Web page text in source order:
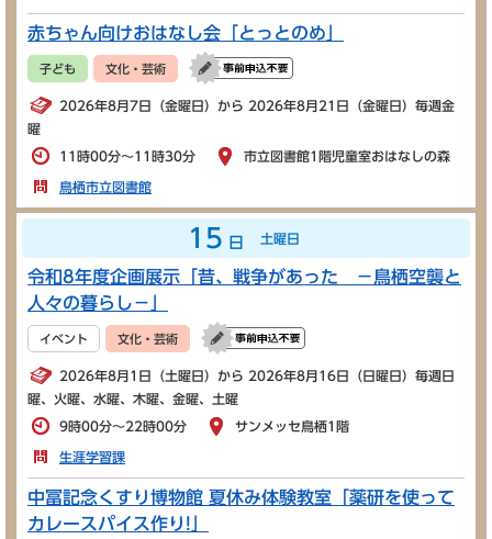
赤ちゃん向けおはなし会「とっとのめ」
子ども 文化・芸術
2026年8月7日（金曜日）から 2026年8月21日（金曜日）毎週金
曜
11時00分～11時30分 市立図書館1階児童室おはなしの森
鳥栖市立図書館
15 日 土曜日
令和8年度企画展示「昔、戦争があった －鳥栖空襲と
人々の暮らし－」
イベント 文化・芸術
2026年8月1日（土曜日）から 2026年8月16日（日曜日）毎週日
曜、火曜、水曜、木曜、金曜、土曜
9時00分～22時00分 サンメッセ鳥栖1階
生涯学習課
中冨記念くすり博物館 夏休み体験教室「薬研を使って
カレースパイス作り!」